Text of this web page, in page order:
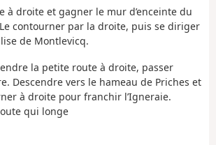
à droite et gagner le mur d’enceinte du
contourner par la droite, puis se diriger
de Montlevicq.
la petite route à droite, passer
Descendre vers le hameau de Priches et
à droite pour franchir l’Igneraie.
qui longe